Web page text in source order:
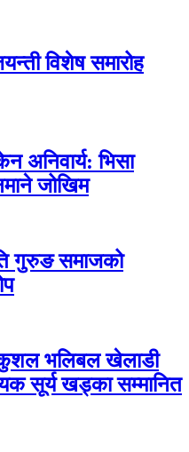
विशेष समारोह
अनिवार्य: भिसा
जोखिम
गुरुङ समाजको
कुशल भलिबल खेलाडी
सूर्य खड्का सम्मानित